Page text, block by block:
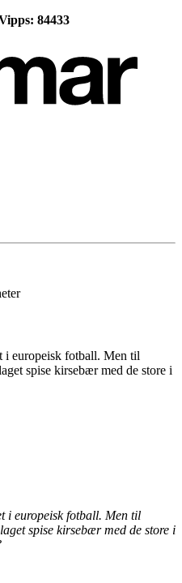
84433
i europeisk fotball. Men til
spise kirsebær med de store i
i europeisk fotball. Men til
spise kirsebær med de store i